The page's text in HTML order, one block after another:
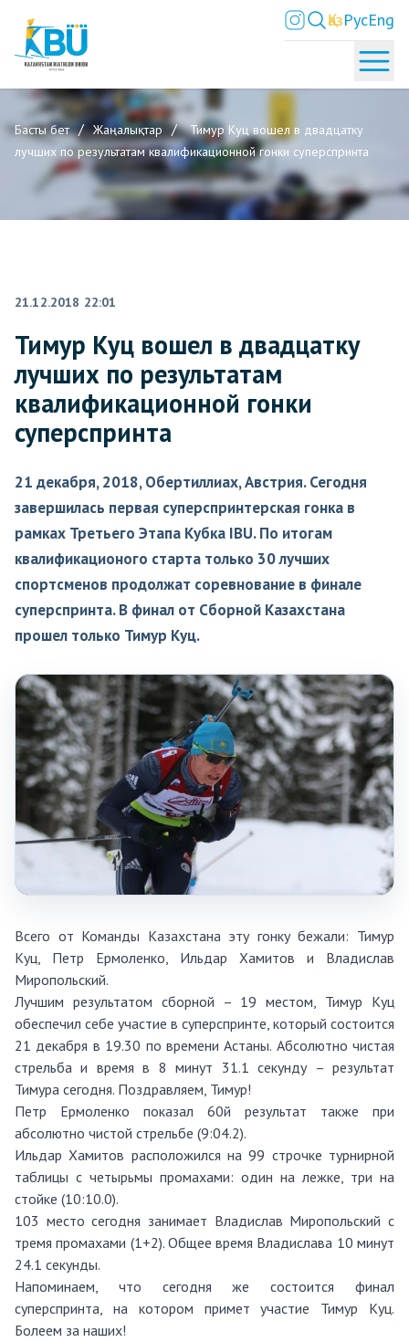
ҚазРусEng
Басты бет Жаңалықтар
Тимур Куц вошел в двадцатку
лучших по результатам квалификационной гонки суперспринта
21.12.2018 22:01
Тимур Куц вошел в двадцатку
лучших по результатам
квалификационной гонки
суперспринта
21 декабря, 2018, Обертиллиах, Австрия. Сегодня
завершилась первая суперспринтерская гонка в
рамках Третьего Этапа Кубка IBU. По итогам
квалификационого старта только 30 лучших
спортсменов продолжат соревнование в финале
суперспринта. В финал от Сборной Казахстана
прошел только Тимур Куц.
Всего от Команды Казахстана эту гонку бежали: Тимур
Куц, Петр Ермоленко, Ильдар Хамитов и Владислав
Миропольский.
Лучшим результатом сборной – 19 местом, Тимур Куц
обеспечил себе участие в суперспринте, который состоится
21 декабря в 19.30 по времени Астаны. Абсолютно чистая
стрельба и время в 8 минут 31.1 секунду – результат
Тимура сегодня. Поздравляем, Тимур!
Петр Ермоленко показал 60й результат также при
абсолютно чистой стрельбе (9:04.2).
Ильдар Хамитов расположился на 99 строчке турнирной
таблицы с четырьмы промахами: один на лежке, три на
стойке (10:10.0).
103 место сегодня занимает Владислав Миропольский с
тремя промахами (1+2). Общее время Владислава 10 минут
24.1 секунды.
Напоминаем, что сегодня же состоится финал
суперспринта, на котором примет участие Тимур Куц.
Болеем за наших!